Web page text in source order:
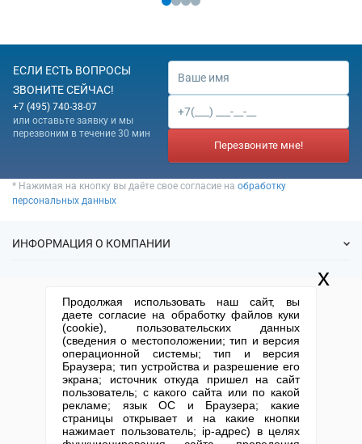
ЕСЛИ ЕСТЬ ВОПРОСЫ
ЗВОНИТЕ СЕЙЧАС!
+7 (495) 740-38-07
или оставьте заявку и мы
перезвоним в течение 30 мин
Перезвоните мне!
* Нажимая на кнопку вы даёте свое согласие на обработку
персональных данных
ИНФОРМАЦИЯ О КОМПАНИИ
Спецпредложения
Готовые фирмы
Продажа фирм
Регистрация
Ликвидация
Регистрация изменений
Юридические адреса
КОНТАКТНАЯ ИНФОРМАЦИЯ
+7 (495) 740-38-07
(По Москве)
mail@1-urist.ru
Спросить у юриста
Москва, ул. Сущевский вал,
дом 5, стр. 3
Продолжая использовать наш сайт, вы
даете согласие на обработку файлов куки
(cookie), пользовательских данных
(сведения о местоположении; тип и версия
операционной системы; тип и версия
Браузера; тип устройства и разрешение его
экрана; источник откуда пришел на сайт
пользователь; с какого сайта или по какой
рекламе; язык ОС и Браузера; какие
страницы открывает и на какие кнопки
нажимает пользователь; ip-адрес) в целях
x